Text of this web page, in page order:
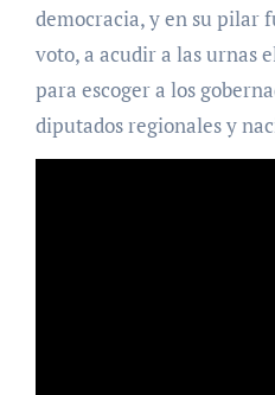
democracia, y en su pilar
voto, a acudir a las urnas
para escoger a los
diputados regionales y